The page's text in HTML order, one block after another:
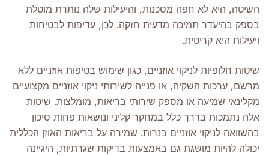
השיטה, היא לא חפה מסכנות, והיעילות שלה נותרת מוטלת
בספק בהיעדר תמיכה מדעית חזקה. לכן, עדיפות לבטיחות
ויעילות היא קריטית.
שיטות חלופיות לניקוי אוזניים, כגון שימוש בטיפות אוזניים ללא
מרשם, ערכות השקיה, או פנייה לשירותי ניקוי אוזניים מקצועיים
מקלינאי שמיעה או מספק שירותי בריאות, מומלצות. שיטות
אלה נתמכות בדרך כלל במחקר קליני ונושאות פחות סיכון
בהשוואה לניקוי אוזניים בנרות. שמירה על בריאות האוזן הכללית
יכולה להיות מושגת גם באמצעות בדיקות שגרתיות, היגיינה